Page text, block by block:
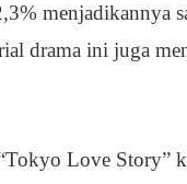
menjadikannya
drama ini juga
Love Story”